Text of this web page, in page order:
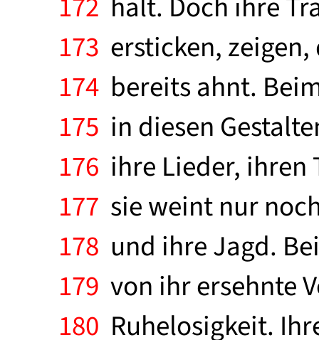
173 ersticken,
174 bereits ahnt.
175 in diesen
176 ihre Lieder, ihren
177 sie weint nur
178 und ihre Jagd.
179 von ihr ersehnte
180 Ruhelosigkeit.